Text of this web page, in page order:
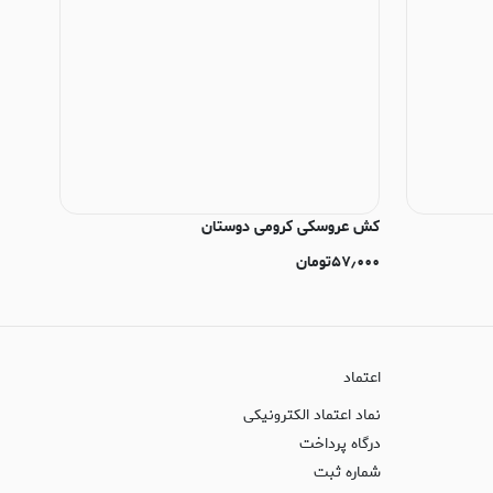
کش عروسکی کرومی دوستان
۵۷٫۰۰۰تومان
اعتماد
نماد اعتماد الکترونیکی
درگاه پرداخت
شماره ثبت